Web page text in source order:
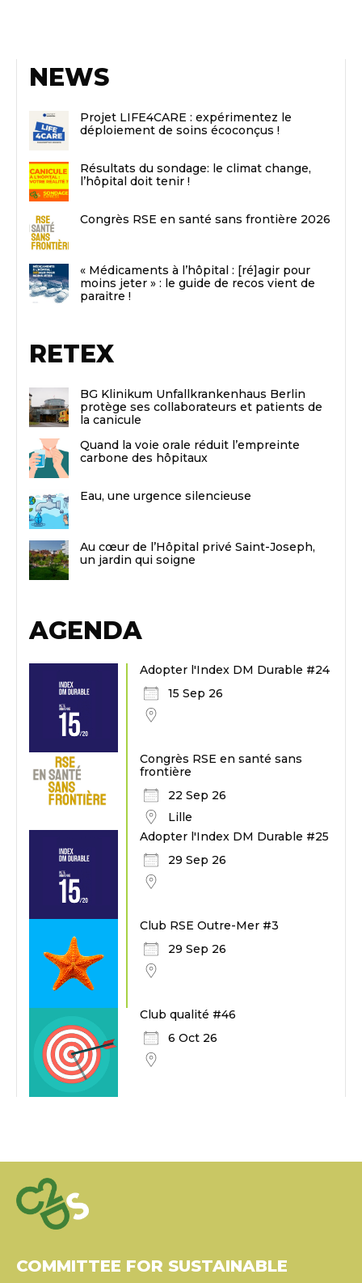
NEWS
Projet LIFE4CARE : expérimentez le
déploiement de soins écoconçus !
Résultats du sondage: le climat change,
l’hôpital doit tenir !
Congrès RSE en santé sans frontière 2026
« Médicaments à l’hôpital : [ré]agir pour
moins jeter » : le guide de recos vient de
paraitre !
RETEX
BG Klinikum Unfallkrankenhaus Berlin
protège ses collaborateurs et patients de
la canicule
Quand la voie orale réduit l’empreinte
carbone des hôpitaux
Eau, une urgence silencieuse
Au cœur de l’Hôpital privé Saint-Joseph,
un jardin qui soigne
AGENDA
Adopter l'Index DM Durable #24
15 Sep 26
Congrès RSE en santé sans
frontière
22 Sep 26
Lille
Adopter l'Index DM Durable #25
29 Sep 26
Club RSE Outre-Mer #3
29 Sep 26
Club qualité #46
6 Oct 26
COMMITTEE FOR SUSTAINABLE